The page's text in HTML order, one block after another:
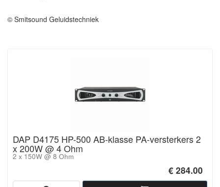
© Smitsound Geluidstechniek
DAP D4175 HP-500 AB-klasse PA-versterkers 2
x 200W @ 4 Ohm
2 x 150W @ 8 Ohm
€ 284.00